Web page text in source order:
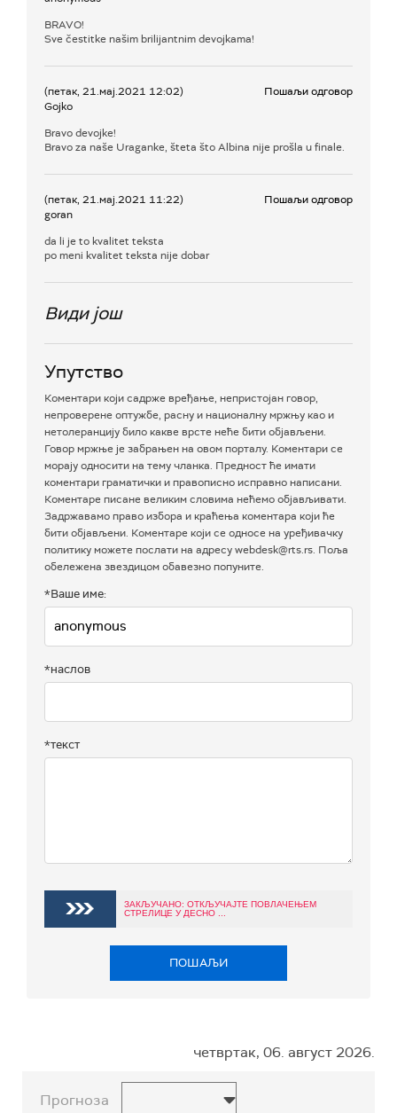
BRAVO!
Sve čestitke našim brilijantnim devojkama!
(петак, 21.мај.2021 12:02)
Gojko
Пошаљи одговор
Bravo devojke!
Bravo za naše Uraganke, šteta što Albina nije prošla u finale.
(петак, 21.мај.2021 11:22)
goran
Пошаљи одговор
da li je to kvalitet teksta
po meni kvalitet teksta nije dobar
Види још
Упутство
Коментари који садрже вређање, непристојан говор,
непроверене оптужбе, расну и националну мржњу као и
нетолеранцију било какве врсте неће бити објављени.
Говор мржње је забрањен на овом порталу. Коментари се
морају односити на тему чланка. Предност ће имати
коментари граматички и правописно исправно написани.
Коментаре писане великим словима нећемо објављивати.
Задржавамо право избора и краћења коментара који ће
бити објављени. Коментаре који се односе на уређивачку
политику можете послати на адресу webdesk@rts.rs. Поља
обележена звездицом обавезно попуните.
*Ваше име:
*наслов
*текст
ЗАКЉУЧАНО: ОТКЉУЧАЈТЕ ПОВЛАЧЕЊЕМ
СТРЕЛИЦЕ У ДЕСНО ...
ПОШАЉИ
четвртак, 06. август 2026.
Прогноза